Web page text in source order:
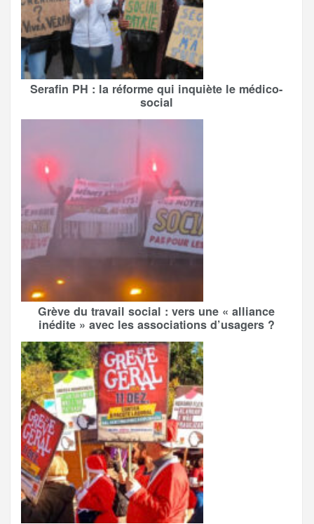
Serafin PH : la réforme qui inquiète le médico-
social
Grève du travail social : vers une « alliance
inédite » avec les associations d’usagers ?